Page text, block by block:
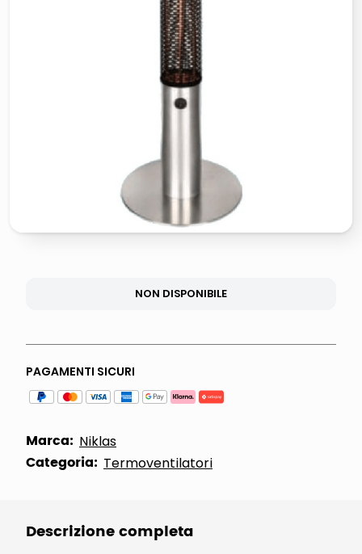
pattumiera raccolta differenziata
NON DISPONIBILE
PAGAMENTI SICURI
Marca: Niklas
Categoria: Termoventilatori
Descrizione completa